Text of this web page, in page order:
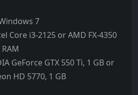
7
Core i3-2125 or AMD FX-4350
GeForce GTX 550 Ti, 1 GB or
HD 5770, 1 GB